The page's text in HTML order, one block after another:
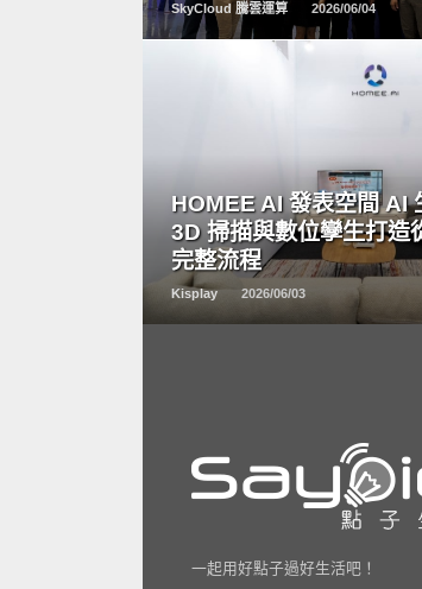
SkyCloud 騰雲運算 2026/06/04
HOMEE AI 發表空間 AI
3D 掃描與數位孿生打造
完整流程
Kisplay 2026/06/03
MORE
一起用好點子過好生活吧！